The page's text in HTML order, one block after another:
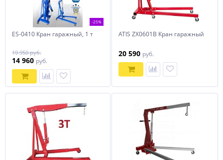
-25%
ES-0410 Кран гаражный, 1 т
19 950 руб.
14 960 руб.
ATIS ZX0601В Кран гаражный
20 590 руб.